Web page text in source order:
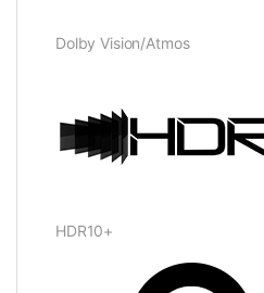
Dolby Vision/Atmos
HDR10+